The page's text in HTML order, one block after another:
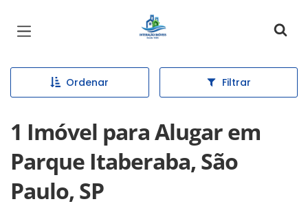
Página inicial
Ordenar Filtrar
1 Imóvel para Alugar em
Parque Itaberaba, São
Paulo, SP